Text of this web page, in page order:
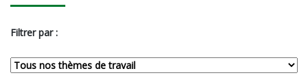
Filtrer par :